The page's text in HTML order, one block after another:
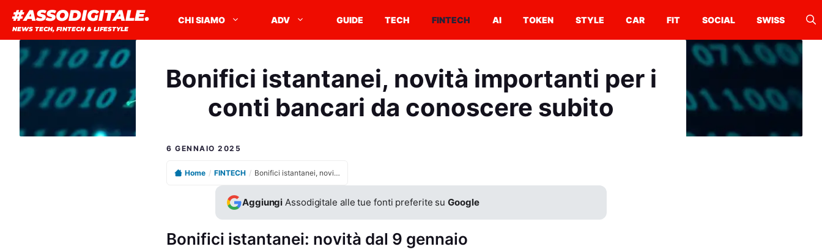
contenuto
#ASSODIGITALE.
NEWS TECH, FINTECH & LIFESTYLE
CHI SIAMO ADV GUIDE TECH FINTECH AI TOKEN STYLE CAR FIT SOCIAL SWISS
Bonifici istantanei, novità importanti per i
conti bancari da conoscere subito
6 GENNAIO 2025
Home / FINTECH / Bonifici istantanei, novità importanti per i conti bancari da conoscere subito
Aggiungi Assodigitale alle tue fonti preferite suGoogle
Bonifici istantanei: novità dal 9 gennaio